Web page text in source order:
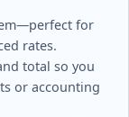
for
rates.
total so you
or accounting